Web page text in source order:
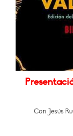
Con Jesús